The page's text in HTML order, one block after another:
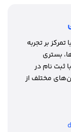
بر تجربه
بستری
ثبت نام در
مختلف از